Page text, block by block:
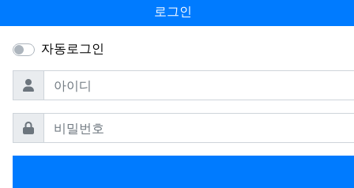
로그인
자동로그인
아이디
필수
비밀번호필수